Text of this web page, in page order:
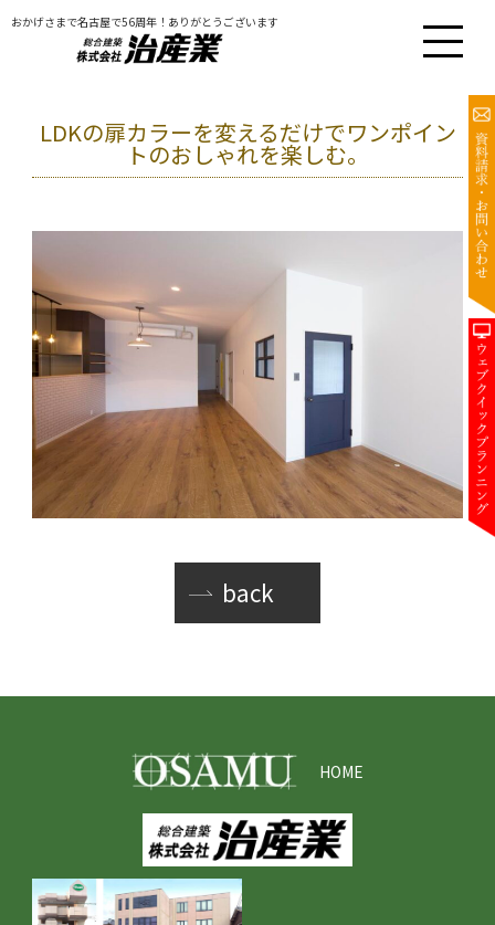
おかげさまで名古屋で56周年！ありがとうございます
LDKの扉カラーを変えるだけでワンポイン
トのおしゃれを楽しむ。
back
HOME